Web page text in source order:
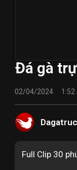
Đá gà
02/04/2024 1:52
Full Clip 30